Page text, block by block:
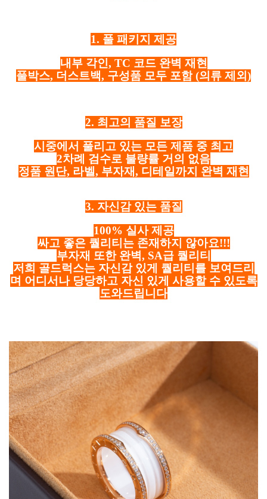
1. 풀 패키지 제공
내부 각인, TC 코드 완벽 재현
풀박스, 더스트백, 구성품 모두 포함 (의류 제외)
2. 최고의 품질 보장
시중에서 풀리고 있는 모든 제품 중 최고
2차례 검수로 불량률 거의 없음
정품 원단, 라벨, 부자재, 디테일까지 완벽 재현
3. 자신감 있는 품질
100% 실사 제공
싸고 좋은 퀄리티는 존재하지 않아요!!!
부자재 또한 완벽, SA급 퀄리티
저희 골드럭스는 자신감 있게 퀄리티를 보여드리
며 어디서나 당당하고 자신 있게 사용할 수 있도록
도와드립니다